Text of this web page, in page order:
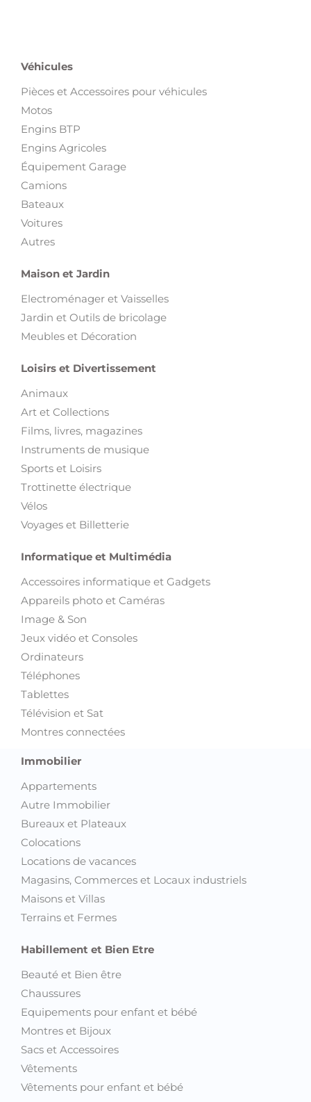
Véhicules
Pièces et Accessoires pour véhicules
Motos
Engins BTP
Engins Agricoles
Équipement Garage
Camions
Bateaux
Voitures
Autres
Maison et Jardin
Electroménager et Vaisselles
Jardin et Outils de bricolage
Meubles et Décoration
Loisirs et Divertissement
Animaux
Art et Collections
Films, livres, magazines
Instruments de musique
Sports et Loisirs
Trottinette électrique
Vélos
Voyages et Billetterie
Informatique et Multimédia
Accessoires informatique et Gadgets
Appareils photo et Caméras
Image & Son
Jeux vidéo et Consoles
Ordinateurs
Téléphones
Tablettes
Télévision et Sat
Montres connectées
Immobilier
Appartements
Autre Immobilier
Bureaux et Plateaux
Colocations
Locations de vacances
Magasins, Commerces et Locaux industriels
Maisons et Villas
Terrains et Fermes
Habillement et Bien Etre
Beauté et Bien être
Chaussures
Equipements pour enfant et bébé
Montres et Bijoux
Sacs et Accessoires
Vêtements
Vêtements pour enfant et bébé